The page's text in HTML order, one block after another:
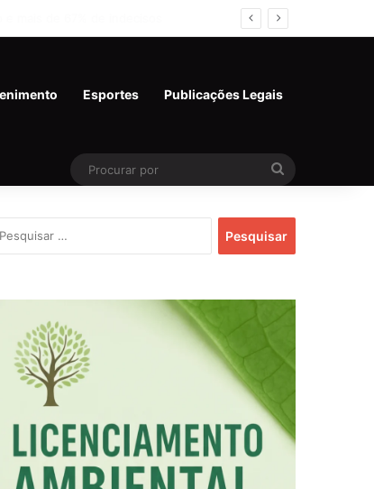
Esportes Publicações Legais
Procurar
por: